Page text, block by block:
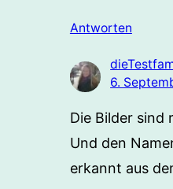
Antworten
6.
Die Bilder sind
Und den
erkannt aus